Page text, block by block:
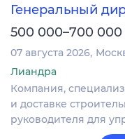
Генеральный
500 000–700 000
07 августа 2026
Лиандра
Компания,
и доставке
руководителя для